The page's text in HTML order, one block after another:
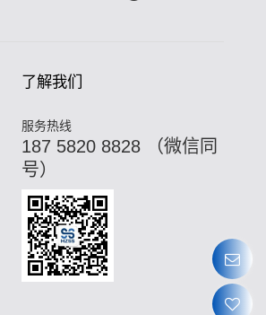
了解我们
服务热线
187 5820 8828 （微信同
号）